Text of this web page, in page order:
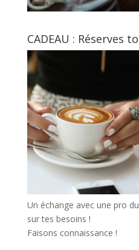
CADEAU : Réserves
Un échange avec une pro
sur tes besoins !
Faisons connaissance !